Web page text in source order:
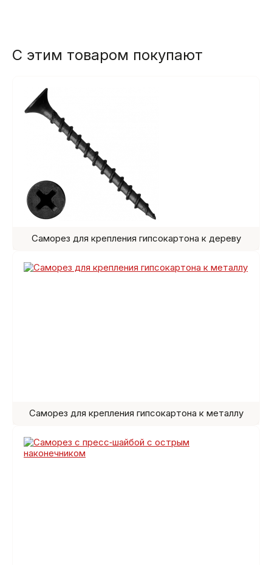
С этим товаром покупают
Саморез для крепления гипсокартона к дереву
Саморез для крепления гипсокартона к металлу